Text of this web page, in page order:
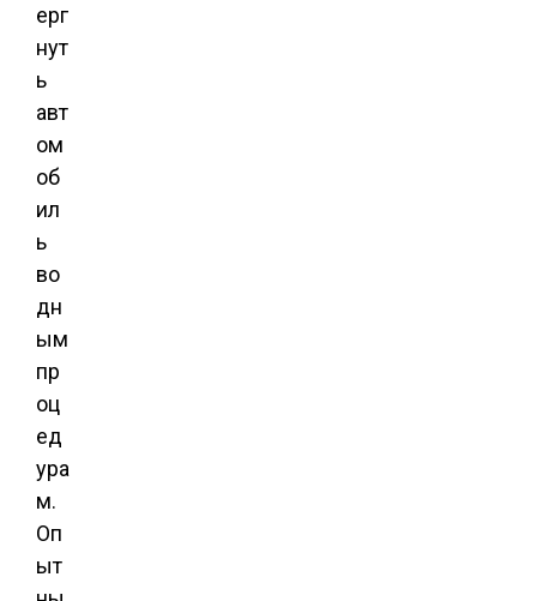
ерг
нут
ь
авт
ом
об
ил
ь
во
дн
ым
пр
оц
ед
ура
м.
Оп
ыт